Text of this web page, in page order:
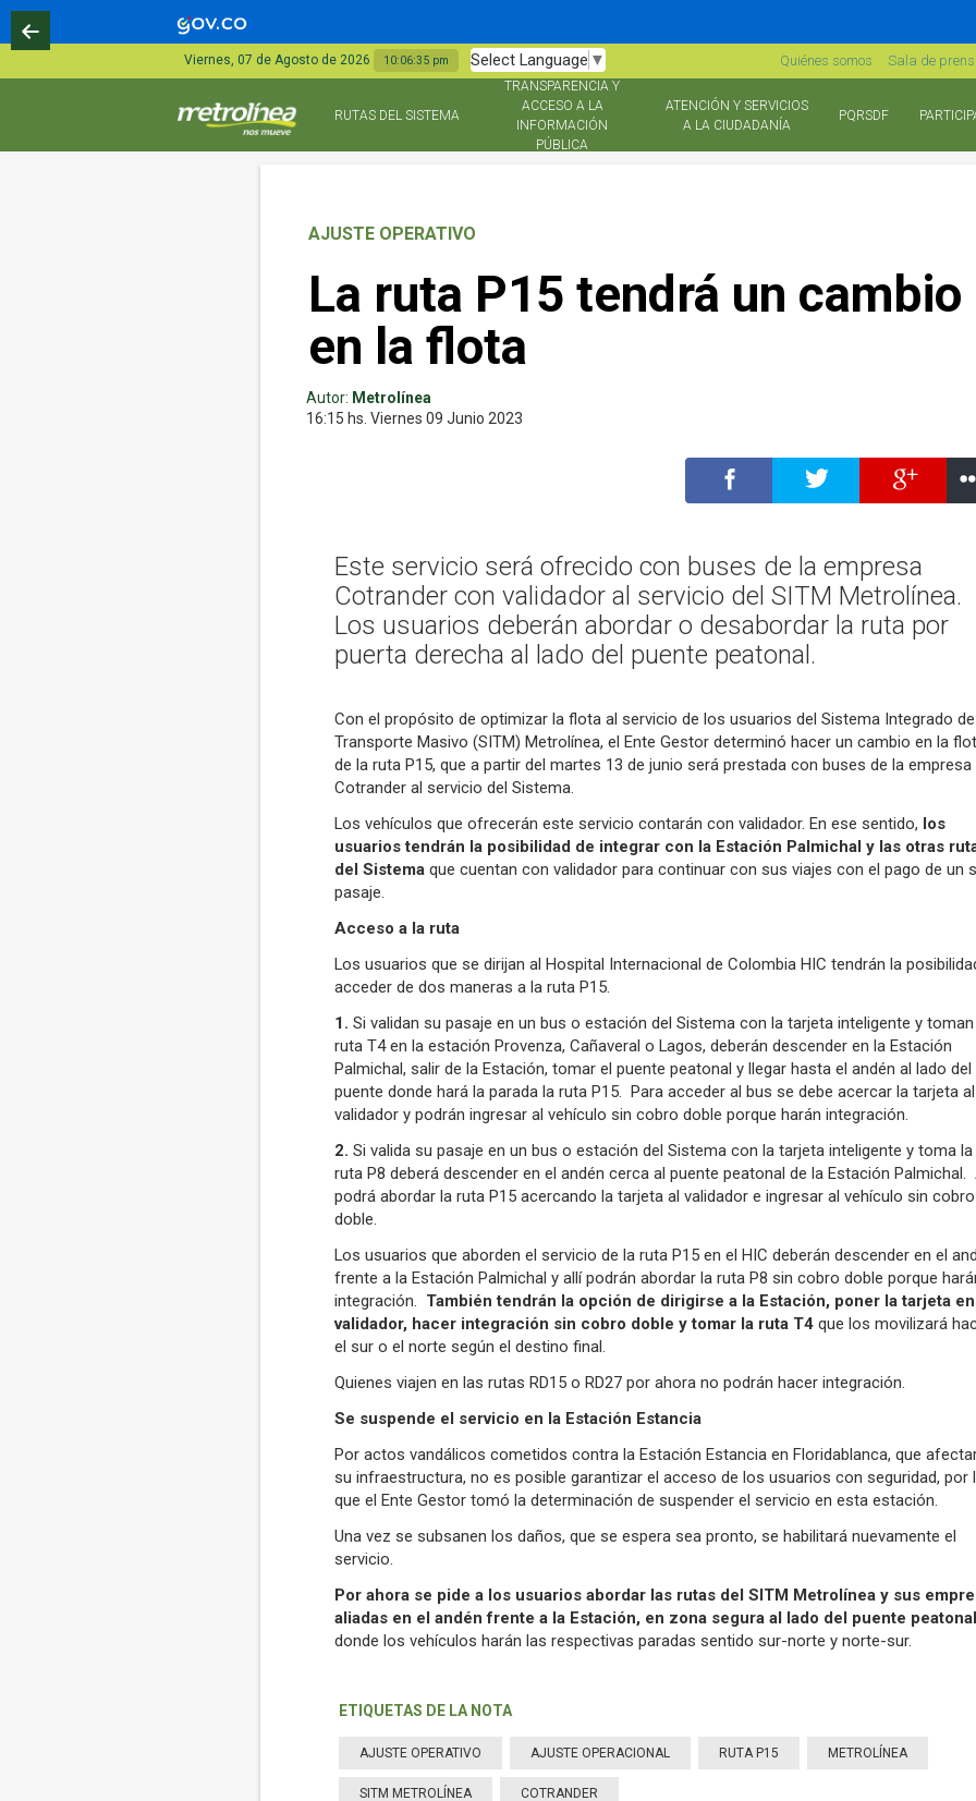
Viernes, 07 de Agosto de 2026 10:06:36 pm Select Language ▼ Quiénes somos Sala de
RUTAS DEL SISTEMA
TRANSPARENCIA Y
ACCESO A LA
INFORMACIÓN
PÚBLICA
ATENCIÓN Y SERVICIOS
A LA CIUDADANÍA
PQRSDF
AJUSTE OPERATIVO
La ruta P15 tendrá un cambio
en la flota
Autor: Metrolínea
16:15 hs. Viernes 09 Junio 2023
Este servicio será ofrecido con buses de la empresa
Cotrander con validador al servicio del SITM Metrolínea.
Los usuarios deberán abordar o desabordar la ruta por
puerta derecha al lado del puente peatonal.
Con el propósito de optimizar la flota al servicio de los usuarios del Sistema Integrado de
Transporte Masivo (SITM) Metrolínea, el Ente Gestor determinó hacer un cambio en la
de la ruta P15, que a partir del martes 13 de junio será prestada con buses de la empresa
Cotrander al servicio del Sistema.
Los vehículos que ofrecerán este servicio contarán con validador. En ese sentido, los
usuarios tendrán la posibilidad de integrar con la Estación Palmichal y las otras
del Sistemaque cuentan con validador para continuar con sus viajes con el pago de un
pasaje.
Acceso a la ruta
Los usuarios que se dirijan al Hospital Internacional de Colombia HIC tendrán la
acceder de dos maneras a la ruta P15.
1. Si validan su pasaje en un bus o estación del Sistema con la tarjeta inteligente y toman
ruta T4 en la estación Provenza, Cañaveral o Lagos, deberán descender en la Estación
Palmichal, salir de la Estación, tomar el puente peatonal y llegar hasta el andén al lado del
puente donde hará la parada la ruta P15. Para acceder al bus se debe acercar la tarjeta al
validador y podrán ingresar al vehículo sin cobro doble porque harán integración.
2. Si valida su pasaje en un bus o estación del Sistema con la tarjeta inteligente y toma la
ruta P8 deberá descender en el andén cerca al puente peatonal de la Estación Palmichal.
podrá abordar la ruta P15 acercando la tarjeta al validador e ingresar al vehículo sin cobro
doble.
Los usuarios que aborden el servicio de la ruta P15 en el HIC deberán descender en el
frente a la Estación Palmichal y allí podrán abordar la ruta P8 sin cobro doble porque
integración. También tendrán la opción de dirigirse a la Estación, poner la tarjeta
validador, hacer integración sin cobro doble y tomar la ruta T4que los movilizará
el sur o el norte según el destino final.
Quienes viajen en las rutas RD15 o RD27 por ahora no podrán hacer integración.
Se suspende el servicio en la Estación Estancia
Por actos vandálicos cometidos contra la Estación Estancia en Floridablanca, que
su infraestructura, no es posible garantizar el acceso de los usuarios con seguridad, por
que el Ente Gestor tomó la determinación de suspender el servicio en esta estación.
Una vez se subsanen los daños, que se espera sea pronto, se habilitará nuevamente el
servicio.
Por ahora se pide a los usuarios abordar las rutas del SITM Metrolínea y sus
aliadas en el andén frente a la Estación, en zona segura al lado del puente
donde los vehículos harán las respectivas paradas sentido sur-norte y norte-sur.
ETIQUETAS DE LA NOTA
AJUSTE OPERATIVO AJUSTE OPERACIONAL RUTA P15 METROLÍNEA
SITM METROLÍNEA COTRANDER